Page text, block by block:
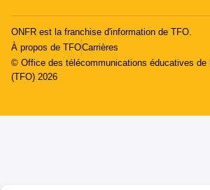
ONFR est la franchise d'information de TFO.
À propos de TFOCarrières
© Office des télécommunications éducatives de
(TFO) 2026